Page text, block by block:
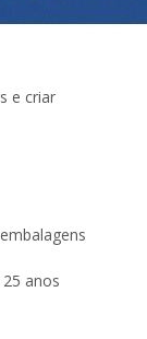
e criar
anos